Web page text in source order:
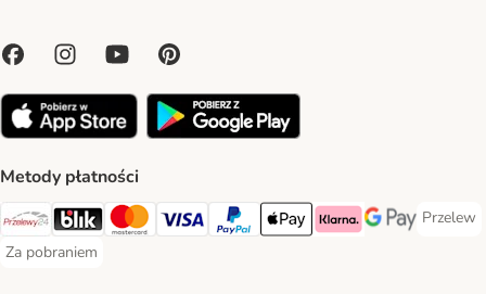
Metody płatności
Przelewy24 Payment Method
Blik Payment Method
MasterCard Payment Method
Visa Payment Method
PayPal Payment Method
Apple Pay Payment Method
Klarna Payment Method
Google Pay
Przelew
Przelew
Za pobraniem
Za pobraniem Payment Method